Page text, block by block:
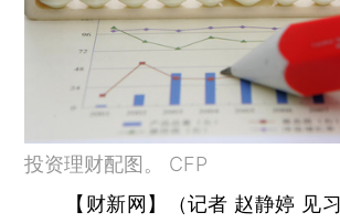
投资理财配图。 CFP
【财新网】（记者 赵静婷 见